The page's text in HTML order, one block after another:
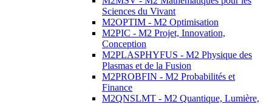
Sciences du Vivant
M2OPTIM - M2 Optimisation
M2PIC - M2 Projet, Innovation,
Conception
M2PLASPHYFUS - M2 Physique des
Plasmas et de la Fusion
M2PROBFIN - M2 Probabilités et
Finance
M2QNSLMT - M2 Quantique, Lumière,